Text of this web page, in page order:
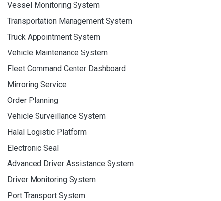
Vessel Monitoring System
Transportation Management System
Truck Appointment System
Vehicle Maintenance System
Fleet Command Center Dashboard
Mirroring Service
Order Planning
Vehicle Surveillance System
Halal Logistic Platform
Electronic Seal
Advanced Driver Assistance System
Driver Monitoring System
Port Transport System